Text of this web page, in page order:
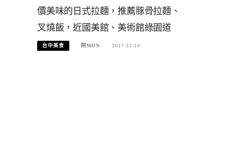
價美味的日式拉麵，推薦豚骨拉麵、
叉燒飯，近國美館、美術館綠園道
台中美食 阿MON 2017-12-10